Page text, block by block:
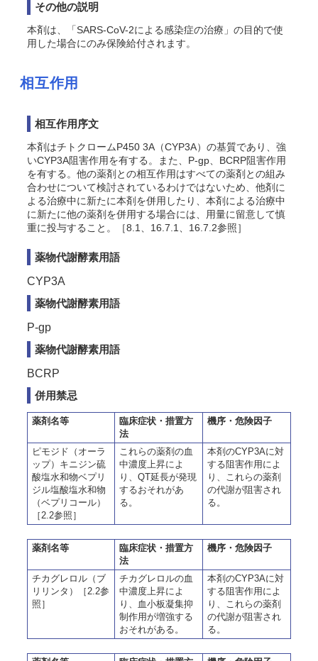
その他の説明
本剤は、「SARS-CoV-2による感染症の治療」の目的で使
用した場合にのみ保険給付されます。
相互作用
相互作用序文
本剤はチトクロームP450 3A（CYP3A）の基質であり、強
いCYP3A阻害作用を有する。また、P-gp、BCRP阻害作用
を有する。他の薬剤との相互作用はすべての薬剤との組み
合わせについて検討されているわけではないため、他剤に
よる治療中に新たに本剤を併用したり、本剤による治療中
に新たに他の薬剤を併用する場合には、用量に留意して慎
重に投与すること。［8.1、16.7.1、16.7.2参照］
薬物代謝酵素用語
CYP3A
薬物代謝酵素用語
P-gp
薬物代謝酵素用語
BCRP
併用禁忌
薬剤名等
臨床症状・措置方
法
機序・危険因子
ピモジド（オーラ
ップ）キニジン硫
酸塩水和物ベプリ
ジル塩酸塩水和物
（ベプリコール）
［2.2参照］
これらの薬剤の血
中濃度上昇によ
り、QT延長が発現
するおそれがあ
る。
本剤のCYP3Aに対
する阻害作用によ
り、これらの薬剤
の代謝が阻害され
る。
薬剤名等
臨床症状・措置方
法
機序・危険因子
チカグレロル（ブ
リリンタ）［2.2参
照］
チカグレロルの血
中濃度上昇によ
り、血小板凝集抑
制作用が増強する
おそれがある。
本剤のCYP3Aに対
する阻害作用によ
り、これらの薬剤
の代謝が阻害され
る。